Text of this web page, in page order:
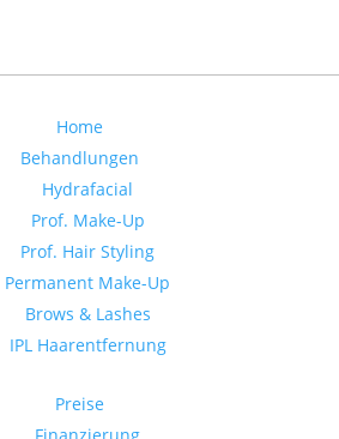
Home
Behandlungen
Hydrafacial
Prof. Make-Up
Prof. Hair Styling
Permanent Make-Up
Brows & Lashes
IPL Haarentfernung
Preise